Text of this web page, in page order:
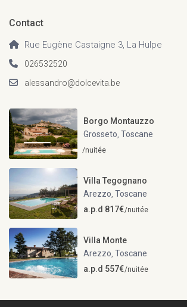
Contact
Rue Eugène Castaigne 3, La Hulpe
026532520
alessandro@dolcevita.be
Borgo Montauzzo
Grosseto, Toscane
/nuitée
Villa Tegognano
Arezzo, Toscane
a.p.d 817€/nuitée
Villa Monte
Arezzo, Toscane
a.p.d 557€/nuitée